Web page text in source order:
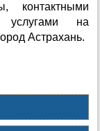
контактными
услугами на
Астрахань.